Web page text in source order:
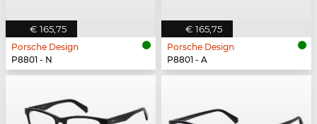
€ 165,75
Porsche Design
P8801 - N
€ 165,75
Porsche Design
P8801 - A